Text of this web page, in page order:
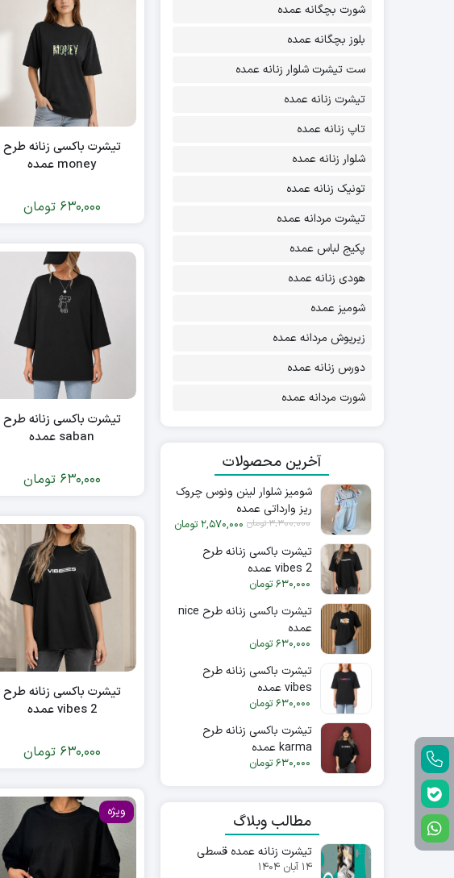
تیشرت باکسی زنانه طرح
money عمده
630,000 تومان
تیشرت باکسی زنانه طرح
saban عمده
630,000 تومان
تیشرت باکسی زنانه طرح
vibes 2 عمده
630,000 تومان
ویژه
کبریتی
لمه
لینن ونوس
ویسکوز
ویسکوز اسپان
ویسکوز بدون کش
شورت بچگانه عمده
بلوز بچگانه عمده
ست تیشرت شلوار زنانه عمده
تیشرت زنانه عمده
تاپ زنانه عمده
شلوار زنانه عمده
تونیک زنانه عمده
تیشرت مردانه عمده
پکیج لباس عمده
هودی زنانه عمده
شومیز عمده
زیرپوش مردانه عمده
دورس زنانه عمده
شورت مردانه عمده
آخرین محصولات
شومیز شلوار لینن ونوس چروک
ریز وارداتی عمده
3,300,000تومان 2,570,000 تومان
تیشرت باکسی زنانه طرح
vibes 2 عمده
630,000 تومان
تیشرت باکسی زنانه طرح nice
عمده
630,000 تومان
تیشرت باکسی زنانه طرح
vibes عمده
630,000 تومان
تیشرت باکسی زنانه طرح
karma عمده
630,000 تومان
مطالب وبلاگ
تیشرت زنانه عمده قسطی
۱۴ آبان ۱۴۰۴